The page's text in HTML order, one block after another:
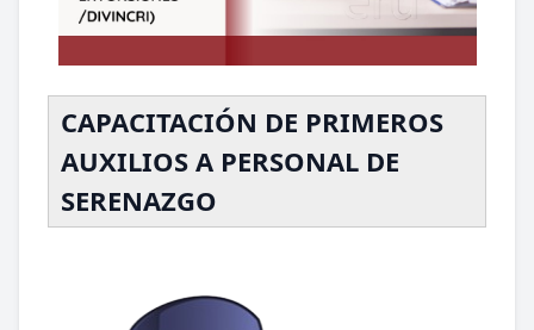
CAPACITACIÓN DE PRIMEROS
AUXILIOS A PERSONAL DE
SERENAZGO